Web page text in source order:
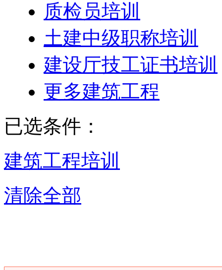
质检员培训
土建中级职称培训
建设厅技工证书培训
更多建筑工程
已选条件：
建筑工程培训
清除全部